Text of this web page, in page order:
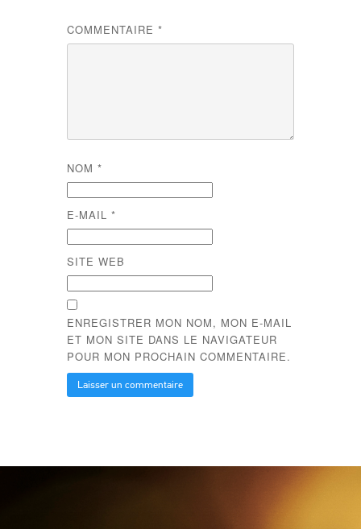
COMMENTAIRE *
NOM *
E-MAIL *
SITE WEB
ENREGISTRER MON NOM, MON E-MAIL
ET MON SITE DANS LE NAVIGATEUR
POUR MON PROCHAIN COMMENTAIRE.